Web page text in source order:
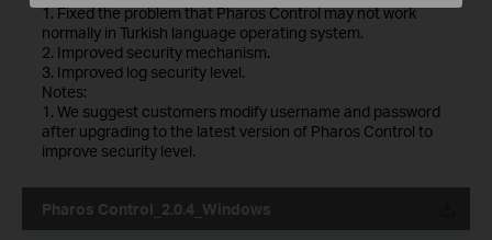
1. Fixed the problem that Pharos Control may not work
normally in Turkish language operating system.
2. Improved security mechanism.
3. Improved log security level.
Notes:
1. We suggest customers modify username and password
after upgrading to the latest version of Pharos Control to
improve security level.
Pharos Control_2.0.4_Windows